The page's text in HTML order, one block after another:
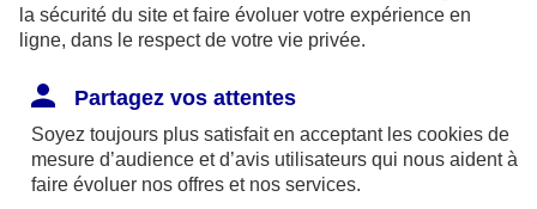
Consultez et gérez tous vos contrats
dès l’écran d’accueil de votre application
: auto, habitation, santé, épargne,
la sécurité du site et faire évoluer votre expérience en
ligne, dans le respect de votre vie privée.
Partagez vos attentes
Soyez toujours plus satisfait en acceptant les cookies de
mesure d’audience et d’avis utilisateurs qui nous aident à
faire évoluer nos offres et nos services.